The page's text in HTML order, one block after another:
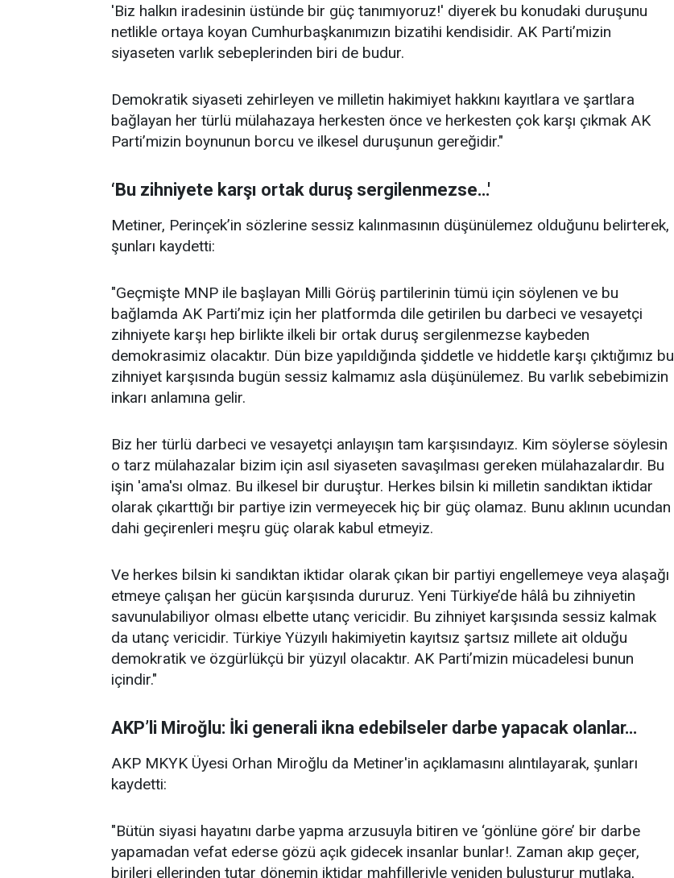
'Biz halkın iradesinin üstünde bir güç tanımıyoruz!' diyerek bu konudaki duruşunu
netlikle ortaya koyan Cumhurbaşkanımızın bizatihi kendisidir. AK Parti’mizin
siyaseten varlık sebeplerinden biri de budur.
Demokratik siyaseti zehirleyen ve milletin hakimiyet hakkını kayıtlara ve şartlara
bağlayan her türlü mülahazaya herkesten önce ve herkesten çok karşı çıkmak AK
Parti’mizin boynunun borcu ve ilkesel duruşunun gereğidir."
‘Bu zihniyete karşı ortak duruş sergilenmezse…'
Metiner, Perinçek’in sözlerine sessiz kalınmasının düşünülemez olduğunu belirterek,
şunları kaydetti:
"Geçmişte MNP ile başlayan Milli Görüş partilerinin tümü için söylenen ve bu
bağlamda AK Parti’miz için her platformda dile getirilen bu darbeci ve vesayetçi
zihniyete karşı hep birlikte ilkeli bir ortak duruş sergilenmezse kaybeden
demokrasimiz olacaktır. Dün bize yapıldığında şiddetle ve hiddetle karşı çıktığımız bu
zihniyet karşısında bugün sessiz kalmamız asla düşünülemez. Bu varlık sebebimizin
inkarı anlamına gelir.
Biz her türlü darbeci ve vesayetçi anlayışın tam karşısındayız. Kim söylerse söylesin
o tarz mülahazalar bizim için asıl siyaseten savaşılması gereken mülahazalardır. Bu
işin 'ama'sı olmaz. Bu ilkesel bir duruştur. Herkes bilsin ki milletin sandıktan iktidar
olarak çıkarttığı bir partiye izin vermeyecek hiç bir güç olamaz. Bunu aklının ucundan
dahi geçirenleri meşru güç olarak kabul etmeyiz.
Ve herkes bilsin ki sandıktan iktidar olarak çıkan bir partiyi engellemeye veya alaşağı
etmeye çalışan her gücün karşısında dururuz. Yeni Türkiye’de hâlâ bu zihniyetin
savunulabiliyor olması elbette utanç vericidir. Bu zihniyet karşısında sessiz kalmak
da utanç vericidir. Türkiye Yüzyılı hakimiyetin kayıtsız şartsız millete ait olduğu
demokratik ve özgürlükçü bir yüzyıl olacaktır. AK Parti’mizin mücadelesi bunun
içindir."
AKP’li Miroğlu: İki generali ikna edebilseler darbe yapacak olanlar…
AKP MKYK Üyesi Orhan Miroğlu da Metiner'in açıklamasını alıntılayarak, şunları
kaydetti:
"Bütün siyasi hayatını darbe yapma arzusuyla bitiren ve ‘gönlüne göre’ bir darbe
yapamadan vefat ederse gözü açık gidecek insanlar bunlar!. Zaman akıp geçer,
birileri ellerinden tutar dönemin iktidar mahfilleriyle yeniden buluşturur mutlaka,